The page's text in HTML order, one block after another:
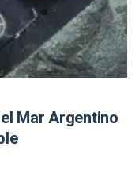
Mar Argentino